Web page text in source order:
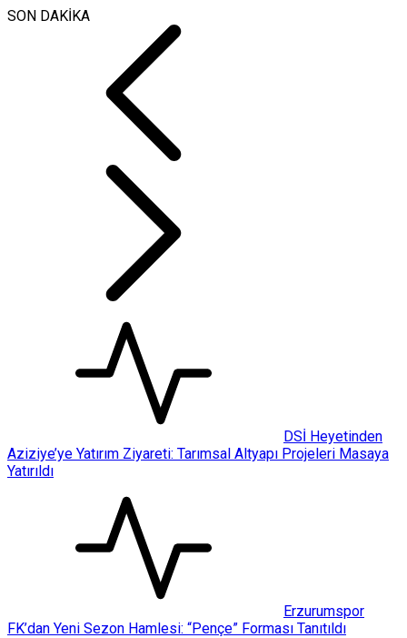
SON DAKİKA
DSİ Heyetinden
Aziziye’ye Yatırım Ziyareti: Tarımsal Altyapı Projeleri Masaya
Yatırıldı
Erzurumspor
FK’dan Yeni Sezon Hamlesi: “Pençe” Forması Tanıtıldı